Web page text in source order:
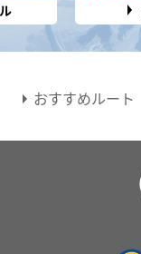
おすすめルート